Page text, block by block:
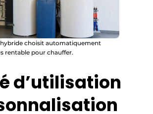
hybride choisit automatiquement
rentable pour chauffer.
d’utilisation